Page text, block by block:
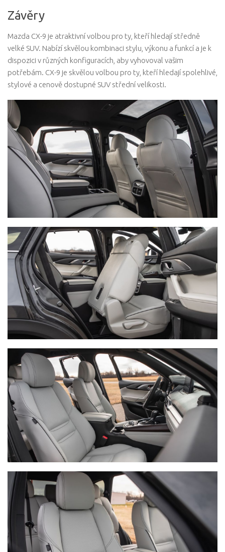
Závěry
Mazda CX-9 je atraktivní volbou pro ty, kteří hledají středně
velké SUV. Nabízí skvělou kombinaci stylu, výkonu a funkcí a je k
dispozici v různých konfiguracích, aby vyhovoval vašim
potřebám. CX-9 je skvělou volbou pro ty, kteří hledají spolehlivé,
stylové a cenově dostupné SUV střední velikosti.